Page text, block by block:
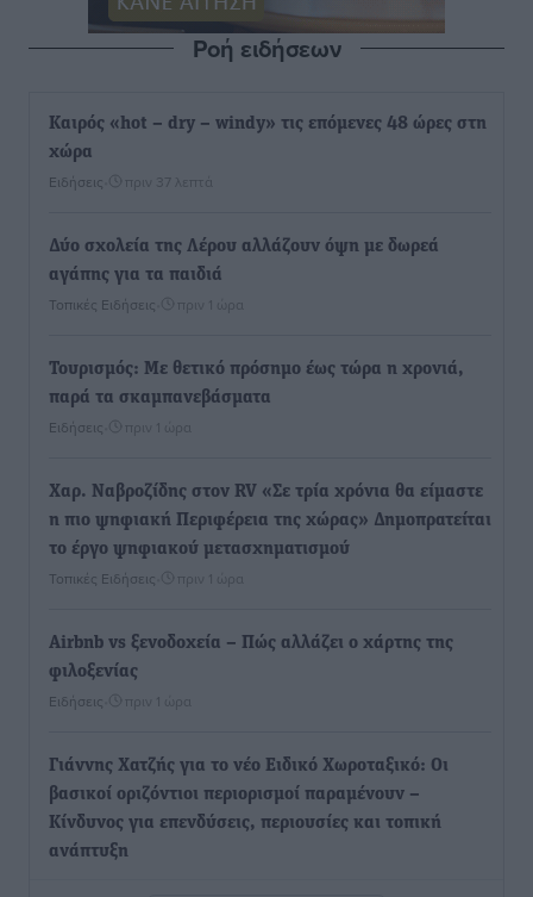
Ροή ειδήσεων
Καιρός «hot – dry – windy» τις επόμενες 48 ώρες στη
χώρα
Ειδήσεις πριν 37 λεπτά
Δύο σχολεία της Λέρου αλλάζουν όψη με δωρεά
αγάπης για τα παιδιά
Τοπικές Ειδήσεις πριν 1 ώρα
Τουρισμός: Με θετικό πρόσημο έως τώρα η χρονιά,
παρά τα σκαμπανεβάσματα
Ειδήσεις πριν 1 ώρα
Χαρ. Ναβροζίδης στον RV «Σε τρία χρόνια θα είμαστε
η πιο ψηφιακή Περιφέρεια της χώρας» Δημοπρατείται
το έργο ψηφιακού μετασχηματισμού
Τοπικές Ειδήσεις πριν 1 ώρα
Airbnb vs ξενοδοχεία – Πώς αλλάζει ο χάρτης της
φιλοξενίας
Ειδήσεις πριν 1 ώρα
Γιάννης Χατζής για το νέο Ειδικό Χωροταξικό: Οι
βασικοί οριζόντιοι περιορισμοί παραμένουν –
Κίνδυνος για επενδύσεις, περιουσίες και τοπική
ανάπτυξη